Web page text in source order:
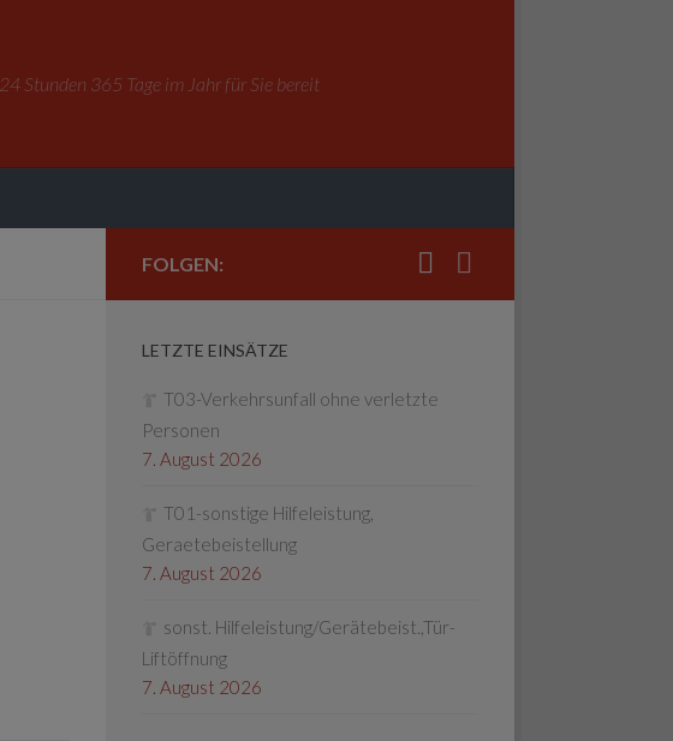
24 Stunden 365 Tage im Jahr für Sie bereit
FOLGEN:
LETZTE EINSÄTZE
T03-Verkehrsunfall ohne verletzte
Personen
7. August 2026
T01-sonstige Hilfeleistung,
Geraetebeistellung
7. August 2026
sonst. Hilfeleistung/Gerätebeist.,Tür-
Liftöffnung
7. August 2026